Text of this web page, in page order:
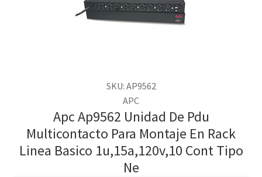
SKU: AP9562
APC
Apc Ap9562 Unidad De Pdu
Multicontacto Para Montaje En Rack
Linea Basico 1u,15a,120v,10 Cont Tipo
Ne